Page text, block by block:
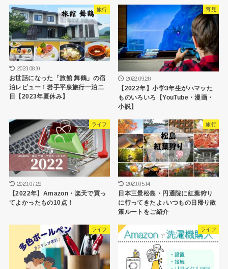
旅行
2023.08.10
お世話になった「旅館 舞鶴」の宿
泊レビュー！岩手平泉旅行一泊二
日【2023年夏休み】
育児
2022.09.28
【2022年】小学3年生がハマッた
ものいろいろ【YouTube・漫画・
小説】
ライフ
2023.07.29
【2022年】Amazon・楽天で買っ
てよかったもの10点！
旅行
2023.05.14
日本三景松島・円通院に紅葉狩り
に行ってきたよ♪いつもの日帰り散
策ルートをご紹介
ライフ ライフ